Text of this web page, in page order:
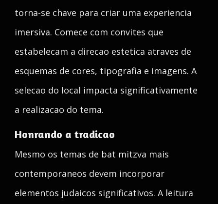
torna-se chave para criar uma experiencia
imersiva. Comece com convites que
estabelecam a direcao estetica atraves de
esquemas de cores, tipografia e imagens. A
selecao do local impacta significativamente
a realizacao do tema.
Honrando a tradicao
Mesmo os temas de bat mitzva mais
contemporaneos devem incorporar
elementos judaicos significativos. A leitura